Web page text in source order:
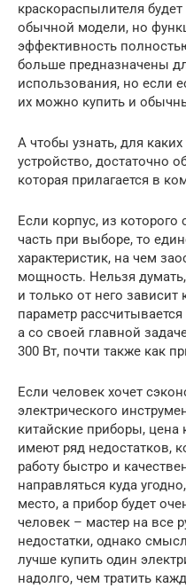
краскораспылителя
обычной модели, но
эффективность
больше предназначены
использования, но если
их можно купить и
А чтобы узнать, для
устройство, достаточно
которая прилагается в
Если корпус, из
часть при выборе, то
характеристик, на чем
мощность. Нельзя
и только от него зависит
параметр
а со своей главной
300 Вт, почти также как
Если человек хочет
электрического
китайские приборы, цена
имеют ряд недостатков,
работу быстро и
направляться куда
место, а прибор будет
человек – мастер на все
недостатки, однако
лучше купить один
надолго, чем тратить